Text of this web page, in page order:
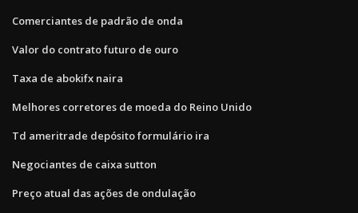
Comerciantes de padrão de onda
Valor do contrato futuro de ouro
Taxa de abokifx naira
Melhores corretores de moeda do Reino Unido
Td ameritrade depósito formulário ira
Negociantes de caixa sutton
Preço atual das ações de ondulação